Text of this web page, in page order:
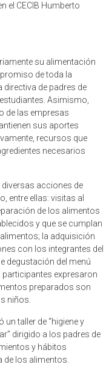
el CECIB Humberto
su alimentación
de toda la
de padres de
Asimismo,
de las empresas
sus aportes
recursos que
necesarios
acciones de
entre ellas: visitas al
de los alimentos
y que se cumplan
la adquisición
con los integrantes del
degustación del menú
expresaron
preparados son
niños.
un taller de “higiene y
dirigido a los padres de
y hábitos
los alimentos.